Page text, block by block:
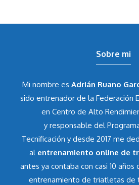
Sobre mi
Mi nombre es Adrián Ruano
sido entrenador de la Federación
en Centro de Alto
y responsable del
Tecnificación y desde 2017 me
al entrenamiento online de
antes ya contaba con casi 10
entrenamiento de triatletas de